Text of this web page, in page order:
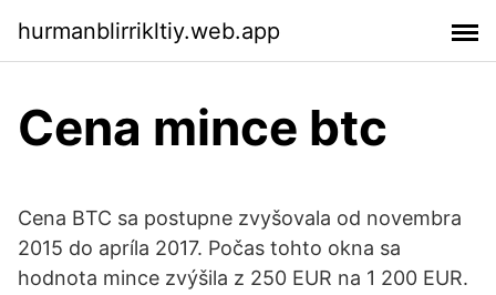
hurmanblirrikltiy.web.app
Cena mince btc
Cena BTC sa postupne zvyšovala od novembra
2015 do apríla 2017. Počas tohto okna sa
hodnota mince zvýšila z 250 EUR na 1 200 EUR.